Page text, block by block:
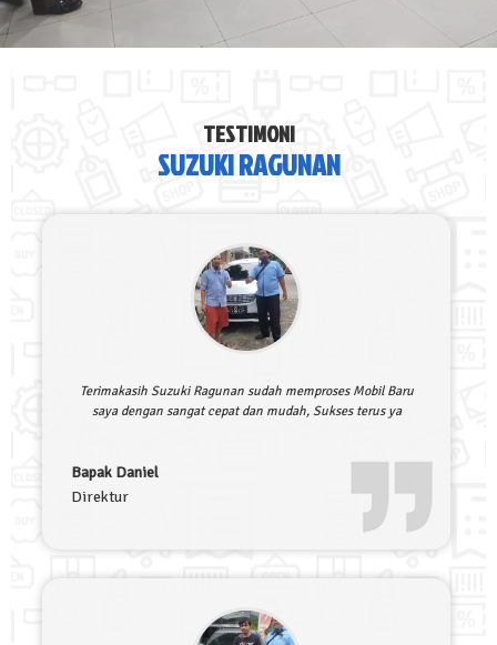
TESTIMONI
SUZUKI RAGUNAN
Terimakasih Suzuki Ragunan sudah memproses Mobil Baru
saya dengan sangat cepat dan mudah, Sukses terus ya
Bapak Daniel
Direktur